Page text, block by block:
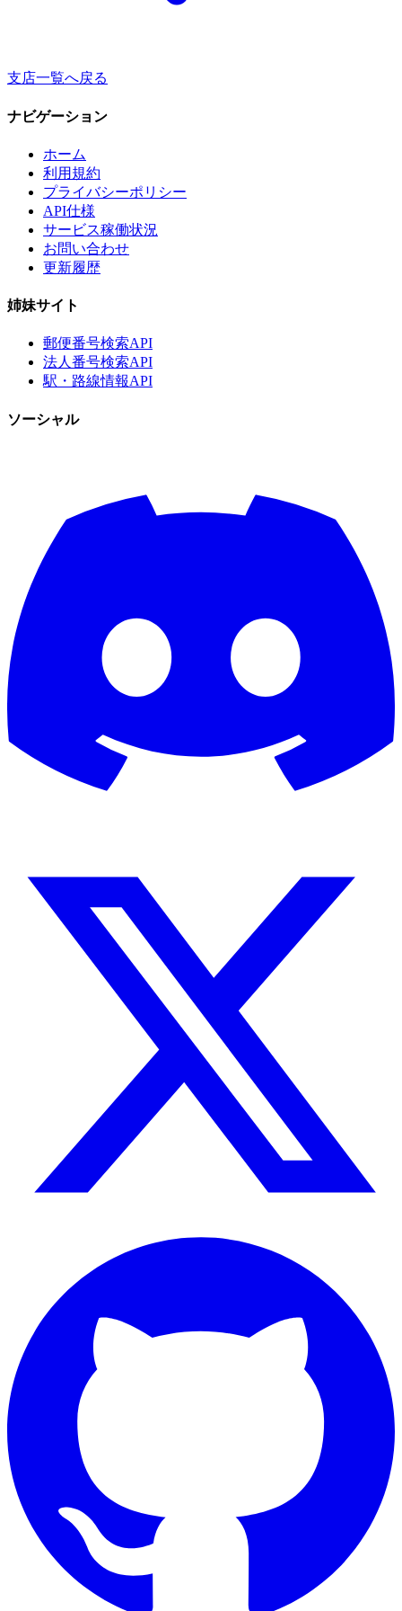
支店一覧へ戻る
ナビゲーション
ホーム
利用規約
プライバシーポリシー
API仕様
サービス稼働状況
お問い合わせ
更新履歴
姉妹サイト
郵便番号検索API
法人番号検索API
駅・路線情報API
ソーシャル